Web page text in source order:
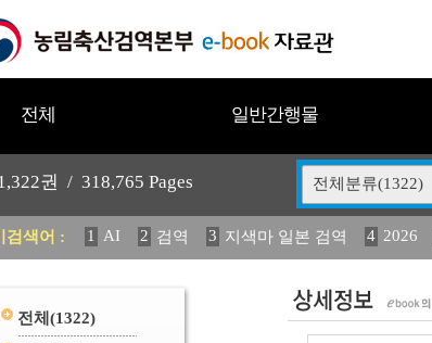
전체 일반간행물
권 / 318,765 Pages 전체분류(1322)
검색어 : 1 AI 2 검역 3 지색마 일본 검역 4 2026
11 2025 12 중독성 식물 도감 13 媛 異 14
전체 (1322)